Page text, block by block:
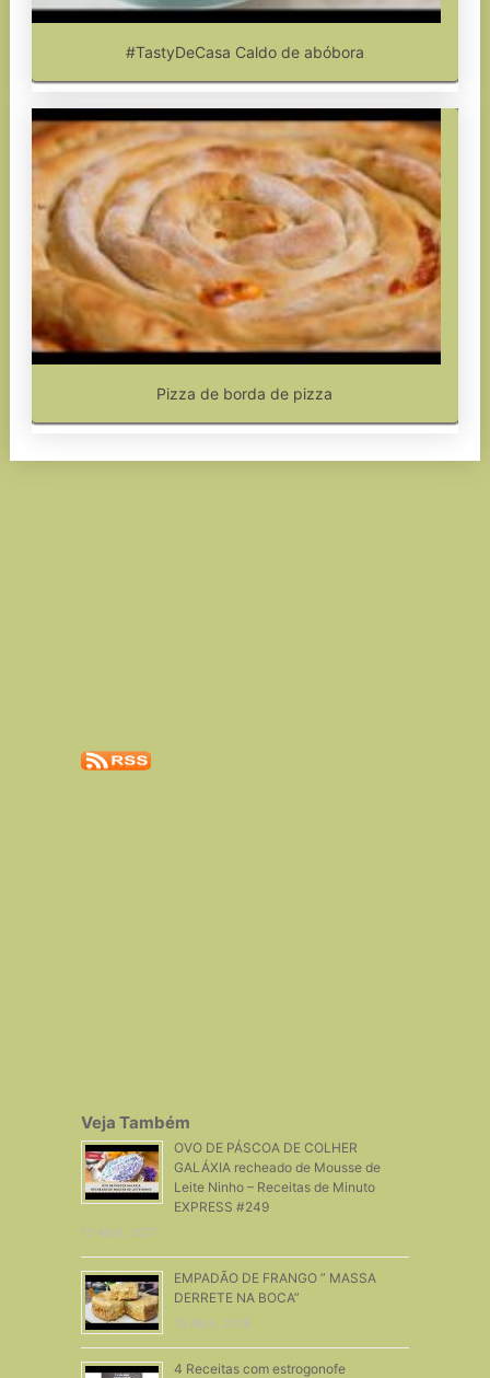
#TastyDeCasa Caldo de abóbora
Pizza de borda de pizza
Veja Também
OVO DE PÁSCOA DE COLHER
GALÁXIA recheado de Mousse de
Leite Ninho – Receitas de Minuto
EXPRESS #249
13 Abril, 2017
EMPADÃO DE FRANGO ” MASSA
DERRETE NA BOCA”
15 Abril, 2018
4 Receitas com estrogonofe